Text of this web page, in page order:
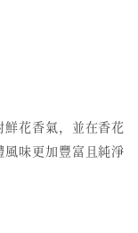
花香氣，並在香花
味更加豐富且純淨